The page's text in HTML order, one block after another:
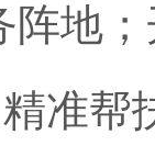
阵地
精准